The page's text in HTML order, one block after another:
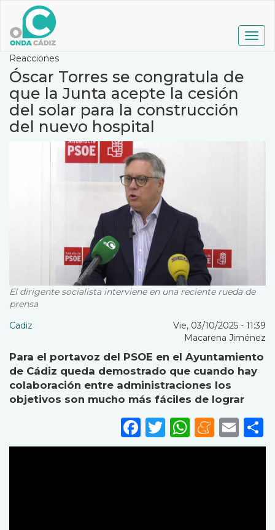
contenido
principal
Reacciones
Óscar Torres se congratula de
que la Junta acepte la cesión
del solar para la construcción
del nuevo hospital
El dirigente socialista interviene en una reciente rueda de
prensa
Cadiz
Vie, 03/10/2025 - 11:39
Macarena Jiménez
Para el portavoz del PSOE en el Ayuntamiento
de Cádiz queda demostrado que cuando hay
colaboración entre administraciones los
objetivos son mucho más fáciles de lograr
Facebook
Twitter